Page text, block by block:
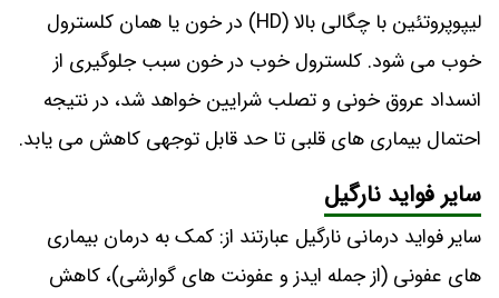
لیپوپروتئین با چگالی بالا (HD) در خون یا همان کلسترول
خوب می شود. کلسترول خوب در خون سبب جلوگیری از
انسداد عروق خونی و تصلب شرایین خواهد شد، در نتیجه
احتمال بیماری های قلبی تا حد قابل توجهی کاهش می یابد.
سایر فواید نارگیل
سایر فواید درمانی نارگیل عبارتند از: کمک به درمان بیماری
های عفونی (از جمله ایدز و عفونت های گوارشی)، کاهش